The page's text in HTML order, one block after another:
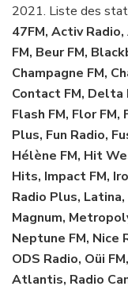
2021. Liste des
47FM, Activ
FM, Beur FM,
Champagne FM,
Contact FM, Delta
Flash FM, Flor FM,
Plus, Fun Radio,
Hélène FM, Hit
Hits, Impact FM,
Radio Plus,
Magnum,
Neptune FM, Nice
ODS Radio, Oüi
Atlantis, Radio